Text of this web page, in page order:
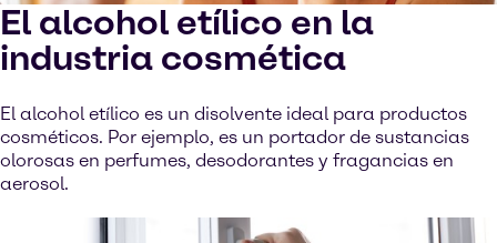
El alcohol etílico en la
industria cosmética
El alcohol etílico es un disolvente ideal para productos
cosméticos. Por ejemplo, es un portador de sustancias
olorosas en perfumes, desodorantes y fragancias en
aerosol.